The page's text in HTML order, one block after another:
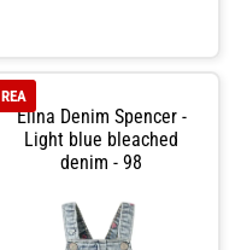
Rund halsringni
Elina Denim Spencer -
Light blue bleached
denim - 98
REA